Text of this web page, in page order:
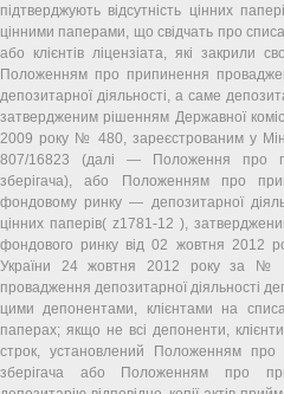
підтверджують відсутність цінних
цінними паперами, що свідчать про
або клієнтів ліцензіата, які закрили
Положенням про припинення
депозитарної діяльності, а саме
затвердженим рішенням Державної
2009 року № 480, зареєстрованим у
807/16823 (далі — Положення про
зберігача), або Положенням про
фондовому ринку — депозитарної
цінних паперів( z1781-12 ),
фондового ринку від 02 жовтня 2012
України 24 жовтня 2012 року за №
провадження депозитарної діяльності
цими депонентами, клієнтами на
паперах; якщо не всі депоненти,
строк, установлений Положенням про
зберігача або Положенням про